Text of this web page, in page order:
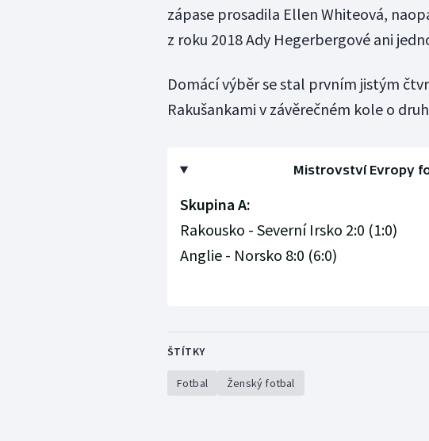
zápase prosadila Ellen Whiteová,
z roku 2018 Ady Hegerbergové ani
Domácí výběr se stal prvním jistým
Rakušankami v závěrečném kole o
Mistrovství Evropy
Skupina A:
Rakousko - Severní Irsko 2:0 (1:0)
Anglie - Norsko 8:0 (6:0)
ŠTÍTKY
Fotbal Ženský fotbal